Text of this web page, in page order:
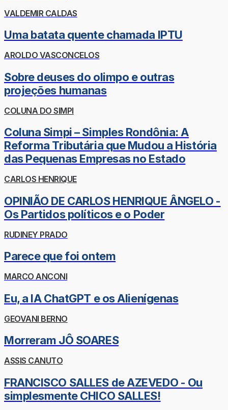
VALDEMIR CALDAS
Uma batata quente chamada IPTU
AROLDO VASCONCELOS
Sobre deuses do olimpo e outras
projeções humanas
COLUNA DO SIMPI
Coluna Simpi – Simples Rondônia: A
Reforma Tributária que Mudou a História
das Pequenas Empresas no Estado
CARLOS HENRIQUE
OPINIÃO DE CARLOS HENRIQUE ÂNGELO -
Os Partidos políticos e o Poder
RUDINEY PRADO
Parece que foi ontem
MARCO ANCONI
Eu, a IA ChatGPT e os Alienígenas
GEOVANI BERNO
Morreram JÔ SOARES
ASSIS CANUTO
FRANCISCO SALLES de AZEVEDO - Ou
simplesmente CHICO SALLES!